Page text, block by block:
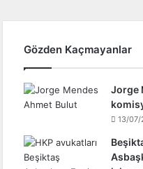
Gözden Kaçmayanlar
Jorge
13/07/